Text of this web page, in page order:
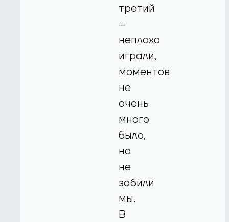
третий
–
неплохо
играли,
моментов
не
очень
много
было,
но
не
забили
мы.
В